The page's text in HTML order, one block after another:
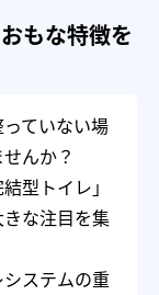
もな特徴を
ていない場
んか？
型トイレ」
な注目を集
ステムの重